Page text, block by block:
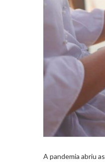
A pandemia abriu